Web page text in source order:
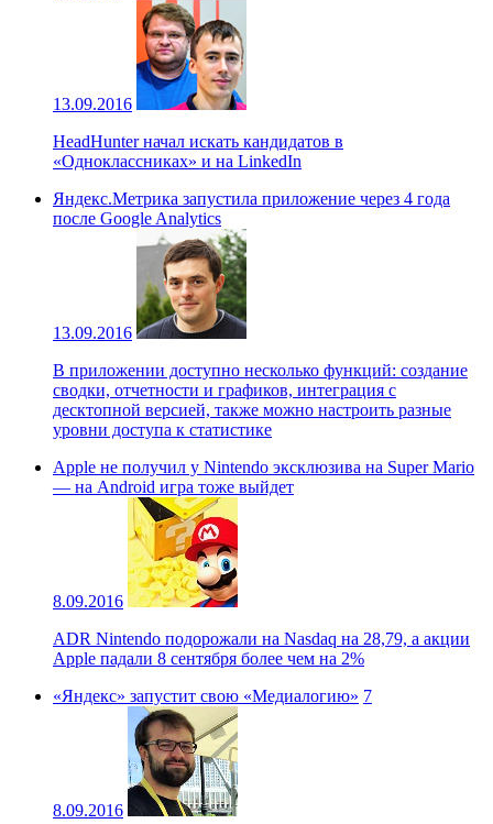
13.09.2016
HeadHunter начал искать кандидатов в
«Одноклассниках» и на LinkedIn
Яндекс.Метрика запустила приложение через 4 года
после Google Analytics
13.09.2016
В приложении доступно несколько функций: создание
сводки, отчетности и графиков, интеграция с
десктопной версией, также можно настроить разные
уровни доступа к статистике
Apple не получил у Nintendo эксклюзива на Super Mario
— на Android игра тоже выйдет
8.09.2016
ADR Nintendo подорожали на Nasdaq на 28,79, а акции
Apple падали 8 сентября более чем на 2%
«Яндекс» запустит свою «Медиалогию» 7
8.09.2016